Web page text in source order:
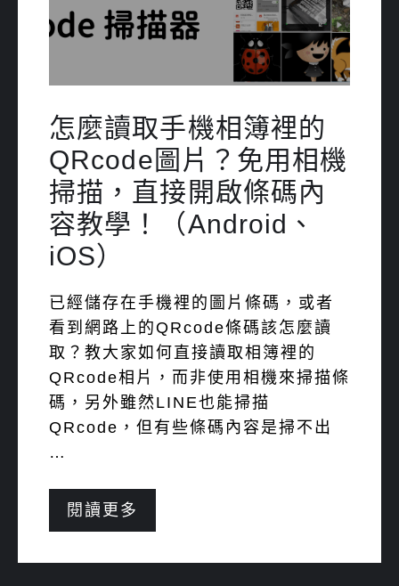
怎麼讀取手機相簿裡的
QRcode圖片？免用相機
掃描，直接開啟條碼內
容教學！（Android、
iOS）
已經儲存在手機裡的圖片條碼，或者
看到網路上的QRcode條碼該怎麼讀
取？教大家如何直接讀取相簿裡的
QRcode相片，而非使用相機來掃描條
碼，另外雖然LINE也能掃描
QRcode，但有些條碼內容是掃不出
…
閱讀更多